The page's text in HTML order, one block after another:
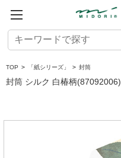
TOP > 「紙シリーズ」 > 封筒
封筒 シルク 白椿柄(87092006)